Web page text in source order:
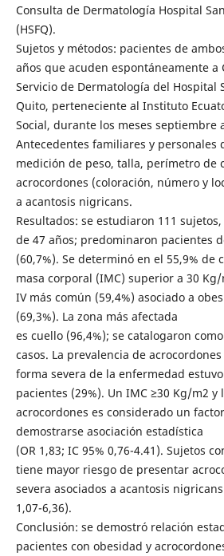
Consulta de Dermatología Hospital
(HSFQ).
Sujetos y métodos: pacientes de
años que acuden espontáneamente a
Servicio de Dermatología del Hospital
Quito, perteneciente al Instituto
Social, durante los meses septiembre
Antecedentes familiares y personales
medición de peso, talla, perímetro de
acrocordones (coloración, número y
a acantosis nigricans.
Resultados: se estudiaron 111
de 47 años; predominaron pacientes
(60,7%). Se determinó en el 55,9% de
masa corporal (IMC) superior a 30
IV más común (59,4%) asociado a
(69,3%). La zona más afectada
es cuello (96,4%); se catalogaron
casos. La prevalencia de
forma severa de la enfermedad
pacientes (29%). Un IMC ≥30 Kg/m2 y
acrocordones es considerado un
demostrarse asociación estadística
(OR 1,83; IC 95% 0,76-4.41). Sujetos
tiene mayor riesgo de presentar
severa asociados a acantosis nigricans
1,07-6,36).
Conclusión: se demostró relación
pacientes con obesidad y